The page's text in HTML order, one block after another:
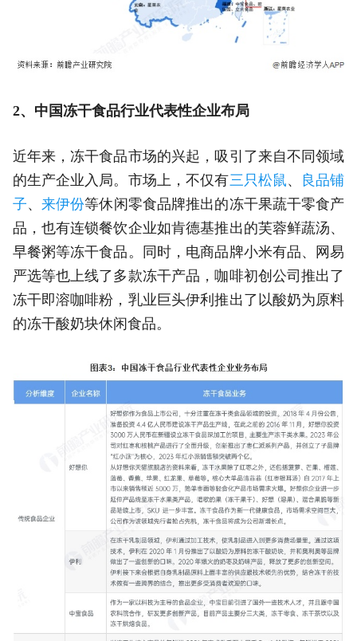
2、中国冻干食品行业代表性企业布局
近年来，冻干食品市场的兴起，吸引了来自不同领域
的生产企业入局。市场上，不仅有三只松鼠、
良品铺
子、 来伊份等休闲零食品牌推出的冻干果蔬干零食产
品，也有连锁餐饮企业如肯德基推出的芙蓉鲜蔬汤、
早餐粥等冻干食品。同时，电商品牌小米有品、网易
严选等也上线了多款冻干产品，咖啡初创公司推出了
冻干即溶咖啡粉，乳业巨头伊利推出了以酸奶为原料
的冻干酸奶块休闲食品。